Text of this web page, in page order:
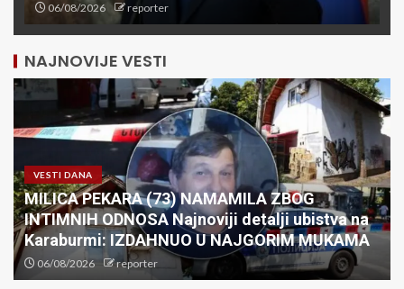
06/08/2026 reporter
NAJNOVIJE VESTI
VESTI DANA
PARTIZAN – TOBOL: Evropski spektakl u
Humskoj!
06/08/2026 reporter
5
Fudbaler ubio pešaka: Igrači Sao
Paula se ilegalno trkali?!
Kada sport igra za humanost:
Fondacija Mozzart spaja
pobede i dobra dela